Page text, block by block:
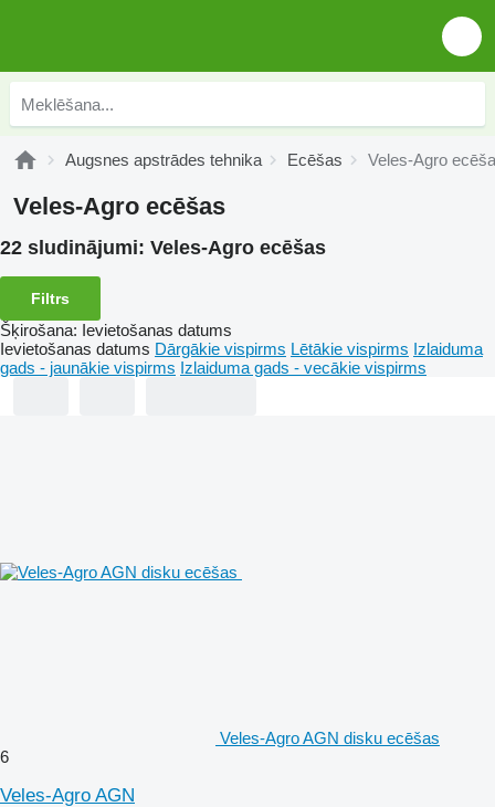
Augsnes apstrādes tehnika Ecēšas Veles-Agro
Veles-Agro ecēšas
22 sludinājumi: Veles-Agro ecēšas
Filtrs
Šķirošana: Ievietošanas datums
Ievietošanas datums Dārgākie vispirms Lētākie vispirms Izlaiduma
gads - jaunākie vispirms Izlaiduma gads - vecākie vispirms
Veles-Agro AGN disku ecēšas
6
Veles-Agro AGN